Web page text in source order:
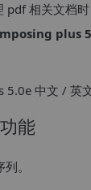
pdf 相关文档
plus
能
。